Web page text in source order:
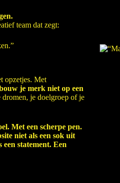
team dat zegt:
opzetjes. Met
je merk niet op een
je doelgroep of je
Met een scherpe pen.
niet als een sok uit
statement. Een